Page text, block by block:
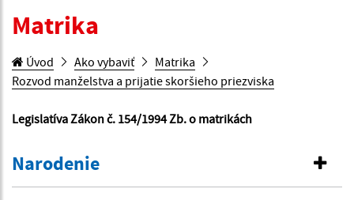
Matrika
Úvod Ako vybaviť
Matrika
Rozvod manželstva a prijatie skoršieho priezviska
Legislatíva Zákon č. 154/1994 Zb. o matrikách
Narodenie